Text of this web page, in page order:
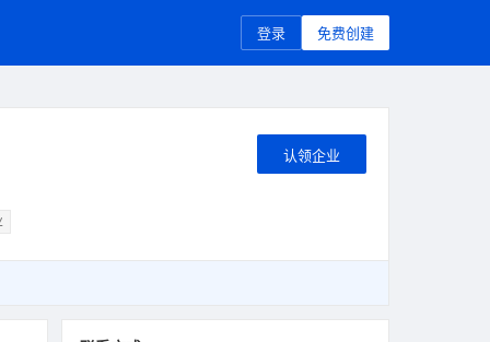
登录 免费创建
认领企业